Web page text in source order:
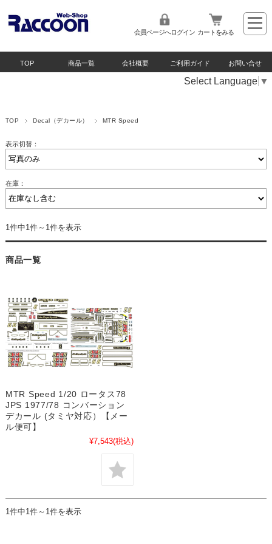
会員ページへログイン カートをみる
TOP 商品一覧 会社概要 ご利用ガイド お問い合せ
Select Language ▼
TOP Decal（デカール） MTR Speed
表示切替：
在庫：
1件中1件～1件を表示
商品一覧
MTR Speed 1/20 ロータス78
JPS 1977/78 コンバーション
デカール (タミヤ対応）【メー
ル便可】
¥7,543(税込)
1件中1件～1件を表示